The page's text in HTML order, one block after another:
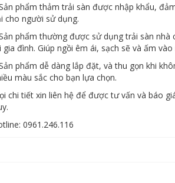
phẩm thảm trải sàn được nhập khẩu,
cho người sử dụng.
phẩm thường được sử dụng trải sàn nhà
gia đình. Giúp ngồi êm ái, sạch sẽ và ấm
phẩm dễ dàng lắp đặt, và thu gọn khi
màu sắc cho bạn lựa chọn.
chi tiết xin liên hệ để được tư vấn và báo
0961.246.116